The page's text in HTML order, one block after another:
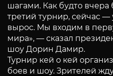
шагами. Как будто
третий турнир, сейчас
вырос. Мы входим в
мира», — сказал
шоу Дорин Дамир.
Турнир кей о кей
боев и шоу. Зрителей